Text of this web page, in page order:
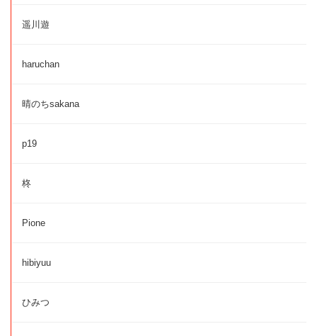
遥川遊
haruchan
晴のちsakana
p19
柊
Pione
hibiyuu
ひみつ